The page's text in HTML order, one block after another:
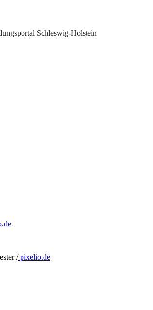
Schleswig-Holstein
/pixelio.de